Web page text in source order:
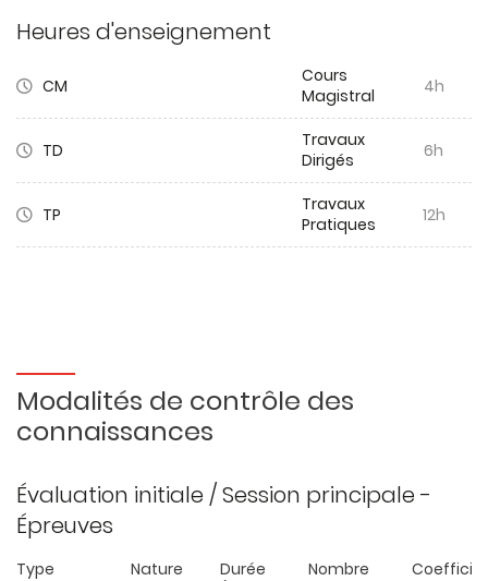
Heures d'enseignement
CM
Cours
Magistral
4h
TD
Travaux
Dirigés
6h
TP
Travaux
Pratiques
12h
Modalités de contrôle des
connaissances
Évaluation initiale / Session principale -
Épreuves
Type
Nature
Durée
Nombre